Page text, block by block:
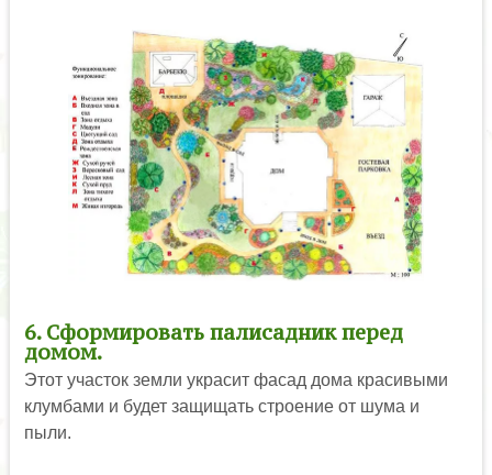
6. Сформировать палисадник перед
домом.
Этот участок земли украсит фасад дома красивыми
клумбами и будет защищать строение от шума и
пыли.